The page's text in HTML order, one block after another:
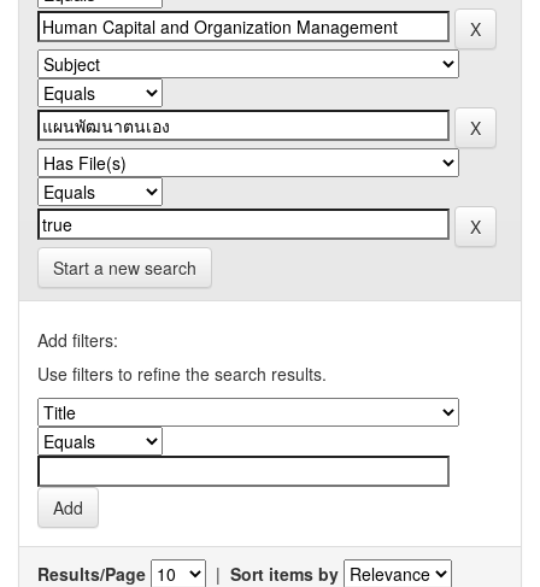
Start a new search
Add filters:
Use filters to refine the search results.
Results/Page | Sort items by